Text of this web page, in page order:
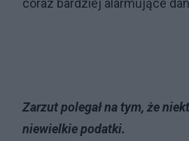
Zarzut polegał na tym, że
niewielkie podatki.